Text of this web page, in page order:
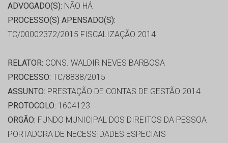
ADVOGADO(S): NÃO HÁ
PROCESSO(S) APENSADO(S):
TC/00002372/2015 FISCALIZAÇÃO 2014
RELATOR: CONS. WALDIR NEVES BARBOSA
PROCESSO: TC/8838/2015
ASSUNTO: PRESTAÇÃO DE CONTAS DE GESTÃO 2014
PROTOCOLO: 1604123
ORGÃO: FUNDO MUNICIPAL DOS DIREITOS DA PESSOA
PORTADORA DE NECESSIDADES ESPECIAIS